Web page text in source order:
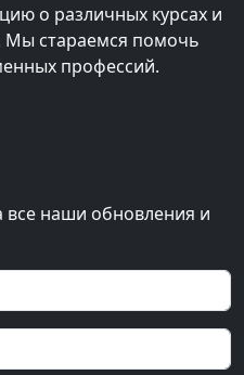
о различных курсах и
Мы стараемся помочь
профессий.
все наши обновления и